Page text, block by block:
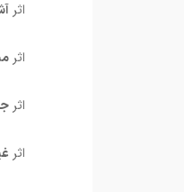
اثر
اثر
اثر
اثر